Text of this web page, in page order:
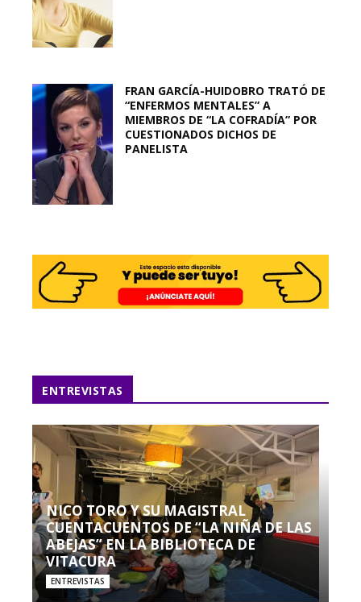
FRAN GARCÍA-HUIDOBRO TRATÓ DE
“ENFERMOS MENTALES” A
MIEMBROS DE “LA COFRADÍA” POR
CUESTIONADOS DICHOS DE
PANELISTA
ENTREVISTAS
NICO TORO Y SU MAGISTRAL
CUENTACUENTOS DE “LA NIÑA DE LAS
ABEJAS” EN LA BIBLIOTECA DE
VITACURA
ENTREVISTAS